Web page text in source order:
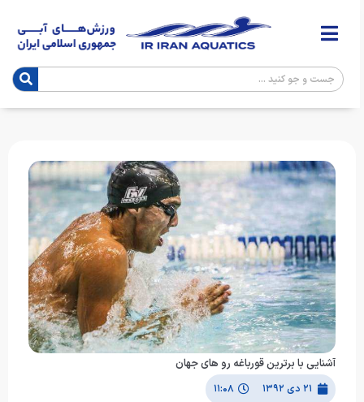
آشنایی با برترین قورباغه رو های جهان
۲۱ دی ۱۳۹۲ ۱۱:۰۸